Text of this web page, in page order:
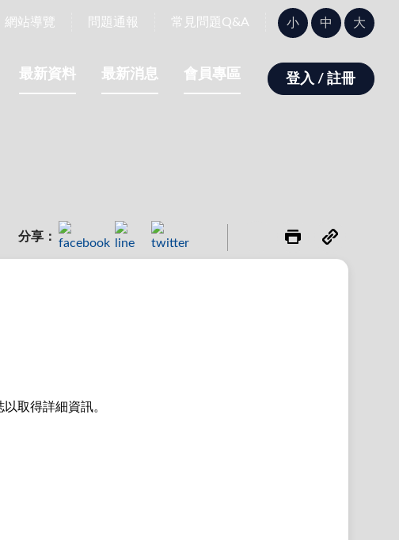
網站導覽 問題通報 常見問題Q&A
字
型
小：
小 中 大
最新資料 最新消息 會員專區 登入 / 註冊
分享：